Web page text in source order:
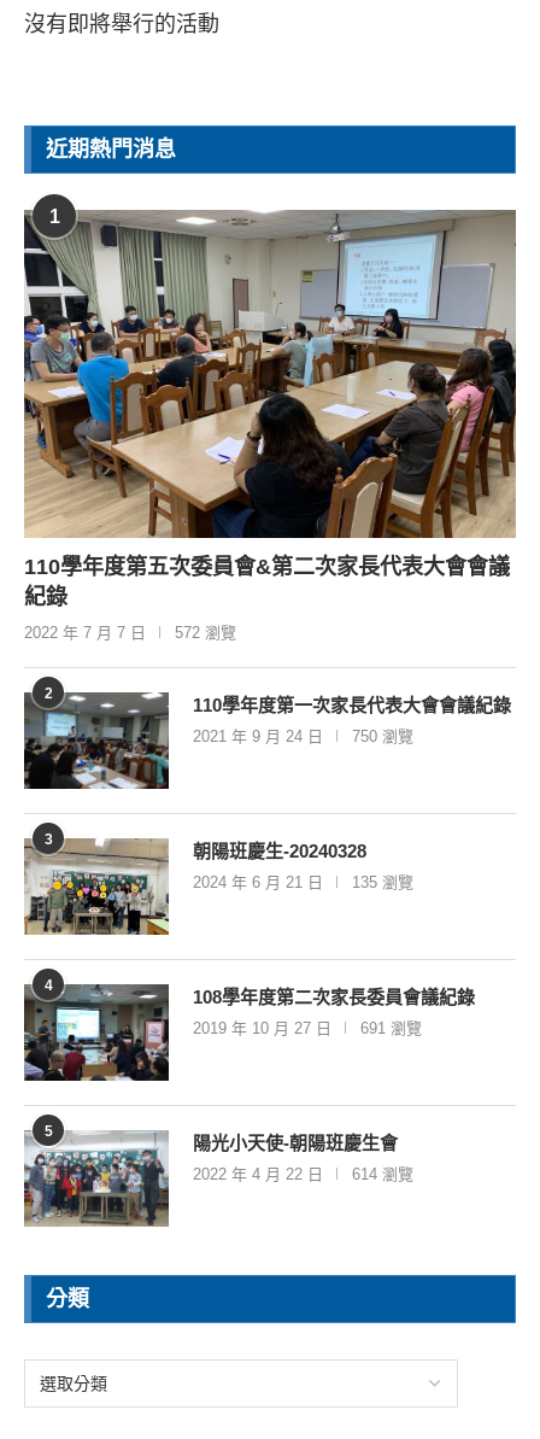
沒有即將舉行的活動
近期熱門消息
1
110學年度第五次委員會&第二次家長代表大會會議
紀錄
2022 年 7 月 7 日 572 瀏覽
2
110學年度第一次家長代表大會會議紀錄
2021 年 9 月 24 日 750 瀏覽
3
朝陽班慶生-20240328
2024 年 6 月 21 日 135 瀏覽
4
108學年度第二次家長委員會議紀錄
2019 年 10 月 27 日 691 瀏覽
5
陽光小天使-朝陽班慶生會
2022 年 4 月 22 日 614 瀏覽
分類